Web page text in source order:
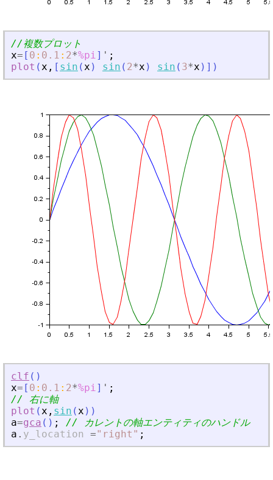
//複数プロット
x= [ 0 : 0.1 : 2*%pi] ' ;
plot (x , [ sin (x ) sin ( 2*x ) sin ( 3*x ) ] )
clf ( )
x= [ 0 : 0.1 : 2*%pi] ' ;
// 右に軸
plot (x , sin (x ) )
a=gca ( ) ;
// カレントの軸エンティティのハンドル
a . y_location =" right " ;